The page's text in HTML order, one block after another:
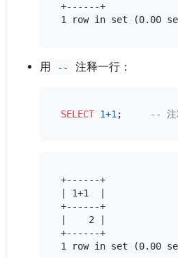
+------+
用 -- 注释一行：
SELECT 1+1 ; -- 注
+------+
| 1+1  |
+------+
|    2 |
+------+